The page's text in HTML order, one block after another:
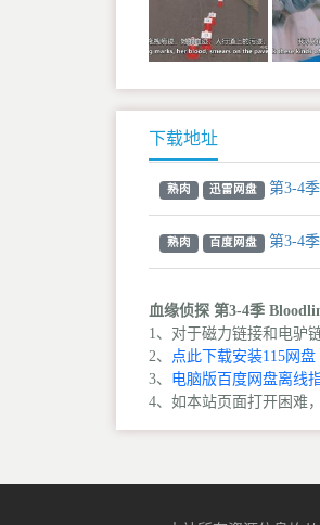
下载地址
熟肉 迅雷网盘 第3-4
熟肉 百度网盘 第3-4
血缘侦探 第3-4季
1、对于磁力链接和电驴
2、 点此下载安装115网盘
3、 电脑版百度网盘离线
4、如本站页面打开困难